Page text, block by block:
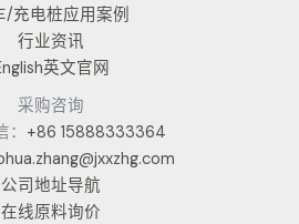
/充电桩应用案例
行业资讯
英文官网
采购咨询
+86 15888333364
公司地址导航
在线原料询价